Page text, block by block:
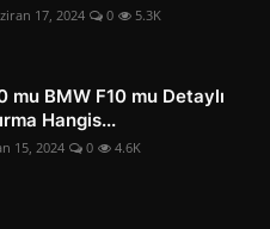
17, 2024 0 5.3K
mu BMW F10 mu Detaylı
Hangis...
15, 2024 0 4.6K